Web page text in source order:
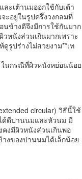
ะเต้านมออกใช้กับเต้า
ะอยู่ในรูปครึ่งวงกลมที่
ข้างดีจึงมีการใช้กันมาก
หนังส่วนเกินมากเพราะ
รูปร่างไม่สวยงาม**เท
นกรณีที่ผิวหนังหย่อนน้อย
circular) วิธีนี้ใช้
ด้ดีปานนมและหัวนม มี
คงมีผิวหนังส่วนเกินพอ
งของปานนมได้เล็กน้อย